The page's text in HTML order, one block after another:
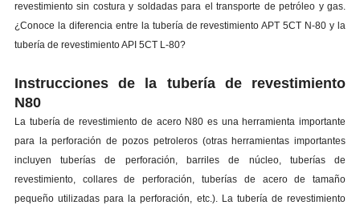
revestimiento sin costura y soldadas para el transporte de petróleo y gas.
¿Conoce la diferencia entre la tubería de revestimiento APT 5CT N-80 y la
tubería de revestimiento API 5CT L-80?
Instrucciones de la tubería de revestimiento
N80
La tubería de revestimiento de acero N80 es una herramienta importante
para la perforación de pozos petroleros (otras herramientas importantes
incluyen tuberías de perforación, barriles de núcleo, tuberías de
revestimiento, collares de perforación, tuberías de acero de tamaño
pequeño utilizadas para la perforación, etc.). La tubería de revestimiento